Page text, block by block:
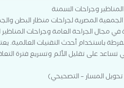
وجراحات السمنة
المصرية لجراحات منظار البطن
مجال الجراحة العامة وجراحات
باستخدام أحدث التقنيات العالمية.
المسار – التصحيحي)